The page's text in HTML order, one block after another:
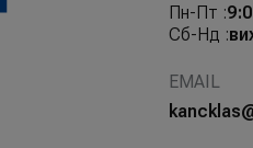
Пн-Пт :
Сб-Нд :
EMAIL